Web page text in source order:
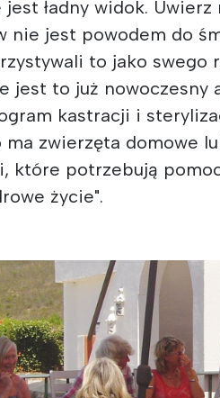
jest ładny widok.
nie jest powodem do
to jako swego
jest to już nowoczesny
kastracji i
ma zwierzęta domowe
które potrzebują
życie".